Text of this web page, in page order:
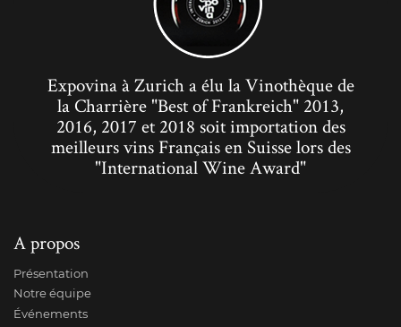
Expovina à Zurich a élu la Vinothèque de
la Charrière "Best of Frankreich" 2013,
2016, 2017 et 2018 soit importation des
meilleurs vins Français en Suisse lors des
"International Wine Award"
A propos
Présentation
Notre équipe
Événements